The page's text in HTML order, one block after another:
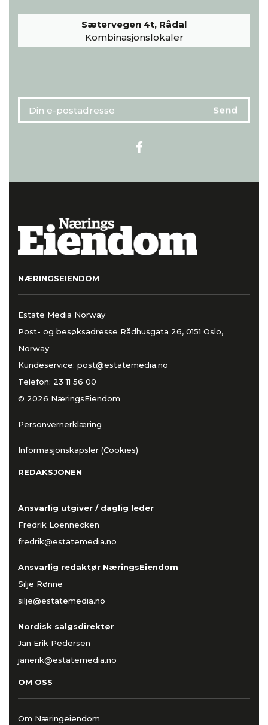
Sætervegen 4t, Rådal
Kombinasjonslokaler
NÆRINGSEIENDOM
Estate Media Norway
Post- og besøksadresse Rådhusgata 26, 0151 Oslo,
Norway
Kundeservice: post@estatemedia.no
Telefon: 23 11 56 00
© 2026 NæringsEiendom
Personvernerklæring
Informasjonskapsler (Cookies)
REDAKSJONEN
Ansvarlig utgiver / daglig leder
Fredrik Loennecken
fredrik@estatemedia.no
Ansvarlig redaktør NæringsEiendom
Silje Rønne
silje@estatemedia.no
Nordisk salgsdirektør
Jan Erik Pedersen
janerik@estatemedia.no
OM OSS
Om Næringeiendom